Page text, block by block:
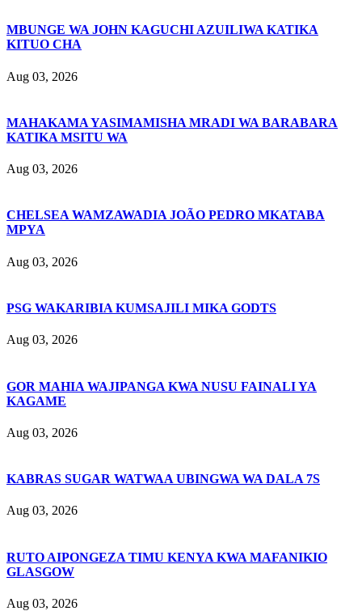
MBUNGE WA JOHN KAGUCHI AZUILIWA KATIKA
KITUO CHA
Aug 03, 2026
MAHAKAMA YASIMAMISHA MRADI WA BARABARA
KATIKA MSITU WA
Aug 03, 2026
CHELSEA WAMZAWADIA JOÃO PEDRO MKATABA
MPYA
Aug 03, 2026
PSG WAKARIBIA KUMSAJILI MIKA GODTS
Aug 03, 2026
GOR MAHIA WAJIPANGA KWA NUSU FAINALI YA
KAGAME
Aug 03, 2026
KABRAS SUGAR WATWAA UBINGWA WA DALA 7S
Aug 03, 2026
RUTO AIPONGEZA TIMU KENYA KWA MAFANIKIO
GLASGOW
Aug 03, 2026